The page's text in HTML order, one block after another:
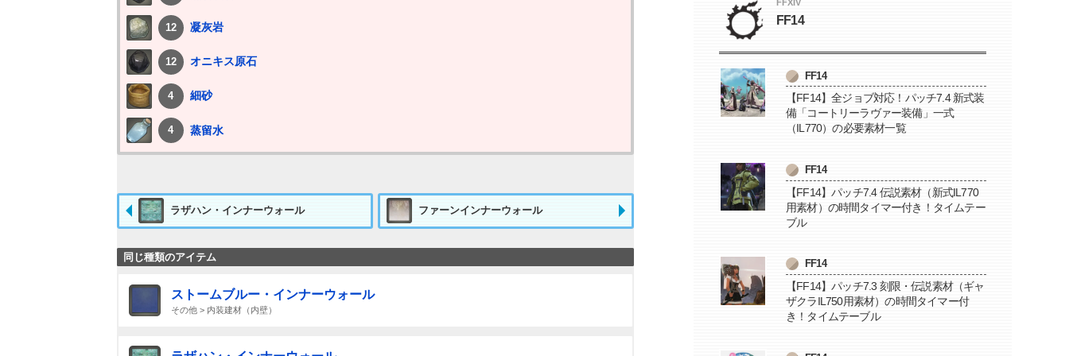
12 凝灰岩
12 オニキス原石
4 細砂
4 蒸留水
ラザハン・インナーウォール ファーンインナーウォール
同じ種類のアイテム
ストームブルー・インナーウォール
その他 > 内装建材（内壁）
FFXIV
FF14
FF14
【FF14】全ジョブ対応！パッチ7.4 新式装
備「コートリーラヴァー装備」一式
（IL770）の必要素材一覧
FF14
【FF14】パッチ7.4 伝説素材（新式IL770
用素材）の時間タイマー付き！タイムテー
ブル
FF14
【FF14】パッチ7.3 刻限・伝説素材（ギャ
ザクラIL750用素材）の時間タイマー付
き！タイムテーブル